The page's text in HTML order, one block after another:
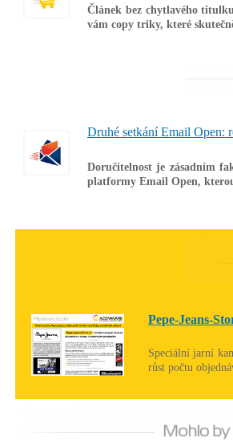
Článek bez chytlavého
vám copy triky, které
Druhé setkání Email Open:
Doručitelnost je zásadním
platformy Email Open,
Pepe-Jeans-
Speciální jarní
růst počtu